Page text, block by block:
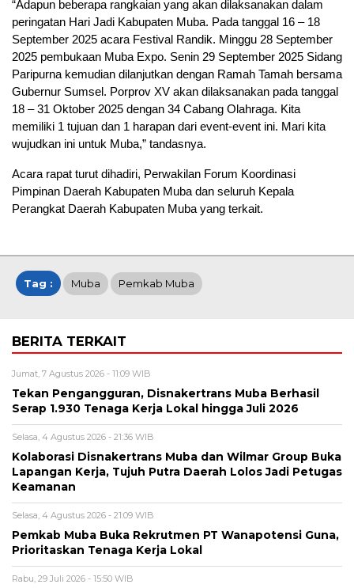
“Adapun beberapa rangkaian yang akan dilaksanakan dalam
peringatan Hari Jadi Kabupaten Muba. Pada tanggal 16 – 18
September 2025 acara Festival Randik. Minggu 28 September
2025 pembukaan Muba Expo. Senin 29 September 2025 Sidang
Paripurna kemudian dilanjutkan dengan Ramah Tamah bersama
Gubernur Sumsel. Porprov XV akan dilaksanakan pada tanggal
18 – 31 Oktober 2025 dengan 34 Cabang Olahraga. Kita
memiliki 1 tujuan dan 1 harapan dari event-event ini. Mari kita
wujudkan ini untuk Muba,” tandasnya.
Acara rapat turut dihadiri, Perwakilan Forum Koordinasi
Pimpinan Daerah Kabupaten Muba dan seluruh Kepala
Perangkat Daerah Kabupaten Muba yang terkait.
Tag : Muba Pemkab Muba
BERITA TERKAIT
Jumat, 7 Agustus 2026 - 11:09 WIB
Tekan Pengangguran, Disnakertrans Muba Berhasil
Serap 1.930 Tenaga Kerja Lokal hingga Juli 2026
Selasa, 4 Agustus 2026 - 21:36 WIB
Kolaborasi Disnakertrans Muba dan Wilmar Group Buka
Lapangan Kerja, Tujuh Putra Daerah Lolos Jadi Petugas
Keamanan
Selasa, 4 Agustus 2026 - 21:09 WIB
Pemkab Muba Buka Rekrutmen PT Wanapotensi Guna,
Prioritaskan Tenaga Kerja Lokal
Rabu, 29 Juli 2026 - 15:50 WIB